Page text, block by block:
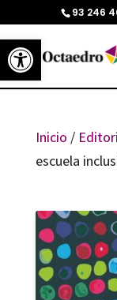
Abrir barra de
93 246
Inicio /
escuela